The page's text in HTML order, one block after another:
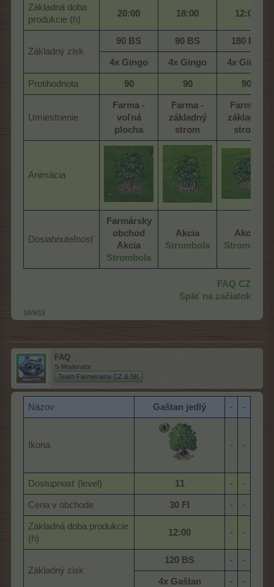
Základná doba
produkcie (h)
20:00 18:00 12:00
Základný zisk
90 BS 90 BS 180 BS
4x Gingo 4x Gingo 4x Gingo
Protihodnota 90 90 90
Umiestnenie
Farma -
voľná
plocha
Farma -
základný
strom
Farma -
základný
strom
Animácia
Dosiahnuteľnosť
Farmársky
obchod
Akcia
Strombola
Akcia
Strombola
Akcia
Strombola
FAQ CZ
Späť na začiatok
16/9/15
FAQ
S-Moderator
Team Farmerama CZ & SK
Názov Gaštan jedlý -​ -​
Ikona -​ -​
Dostupnosť (level) 11 -​ -​
Cena v obchode 30 Fl -​ -​
Základná doba produkcie
(h)
12:00 -​ -​
Základný zisk
120 BS -​ -​
4x Gaštan -​ -​